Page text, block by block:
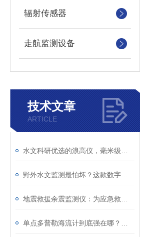
辐射传感器
走航监测设备
技术文章
ARTICLE